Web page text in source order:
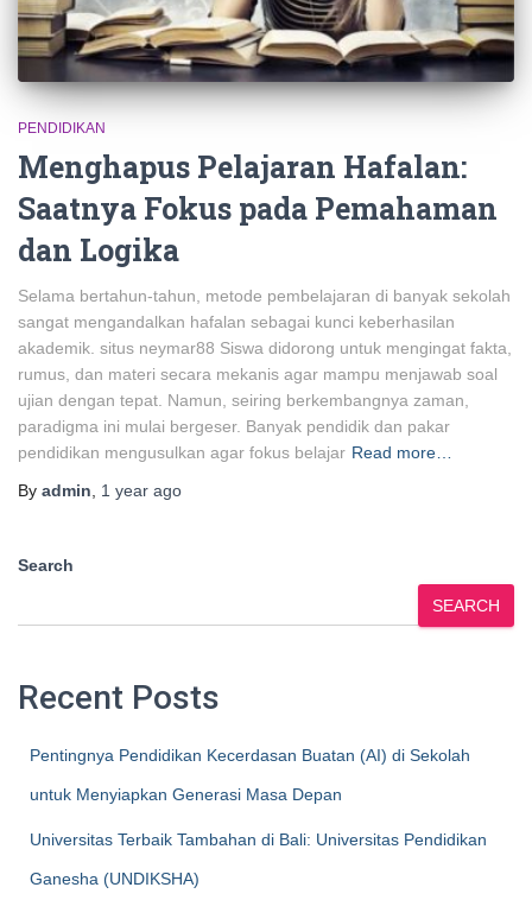
PENDIDIKAN
Menghapus Pelajaran Hafalan:
Saatnya Fokus pada Pemahaman
dan Logika
Selama bertahun-tahun, metode pembelajaran di banyak sekolah
sangat mengandalkan hafalan sebagai kunci keberhasilan
akademik. situs neymar88 Siswa didorong untuk mengingat fakta,
rumus, dan materi secara mekanis agar mampu menjawab soal
ujian dengan tepat. Namun, seiring berkembangnya zaman,
paradigma ini mulai bergeser. Banyak pendidik dan pakar
pendidikan mengusulkan agar fokus belajar Read more…
By admin 1 year ago
Search
SEARCH
Recent Posts
Pentingnya Pendidikan Kecerdasan Buatan (AI) di Sekolah
untuk Menyiapkan Generasi Masa Depan
Universitas Terbaik Tambahan di Bali: Universitas Pendidikan
Ganesha (UNDIKSHA)